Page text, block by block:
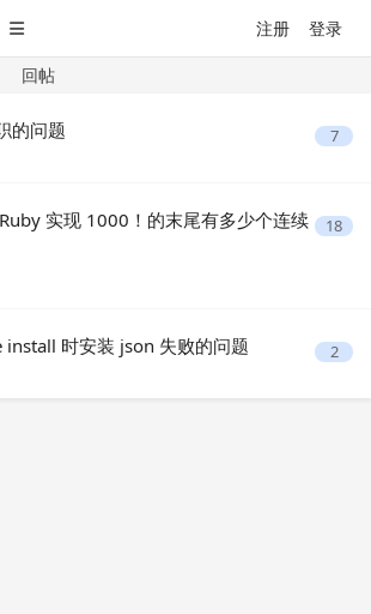
注册 登录
回帖
的问题 7
实现 1000！的末尾有多少个连续
18
install 时安装 json 失败的问题 2